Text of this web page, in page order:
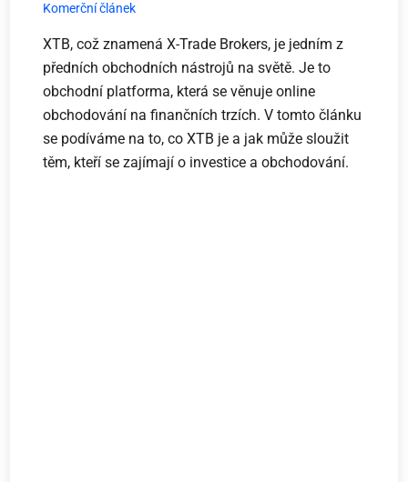
Komerční článek
XTB, což znamená X-Trade Brokers, je jedním z
předních obchodních nástrojů na světě. Je to
obchodní platforma, která se věnuje online
obchodování na finančních trzích. V tomto článku
se podíváme na to, co XTB je a jak může sloužit
těm, kteří se zajímají o investice a obchodování.